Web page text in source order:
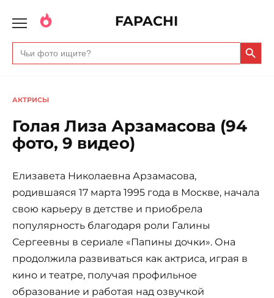
FAPACHI
Search
for:
Search Button
АКТРИСЫ
Голая Лиза Арзамасова (94
фото, 9 видео)
Елизавета Николаевна Арзамасова,
родившаяся 17 марта 1995 года в Москве, начала
свою карьеру в детстве и приобрела
популярность благодаря роли Галины
Сергеевны в сериале «Папины дочки». Она
продолжила развиваться как актриса, играя в
кино и театре, получая профильное
образование и работая над озвучкой